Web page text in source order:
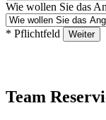
Wie wollen Sie das
* Pflichtfeld Weiter
Team